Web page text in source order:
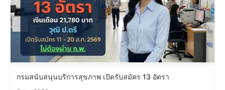
กรมสนับสนุนบริการสุขภาพ เปิดรับสมัคร 13 อัตรา